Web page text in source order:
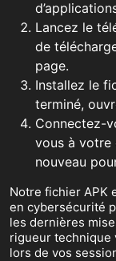
Lancez le
de
page.
Installez le
terminé,
Connectez-
vous à votre
nouveau
Notre fichier APK
en cybersécurité
les dernières
rigueur technique
lors de vos